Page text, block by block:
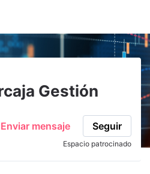
Gestión
Enviar mensaje Seguir
Espacio patrocinado